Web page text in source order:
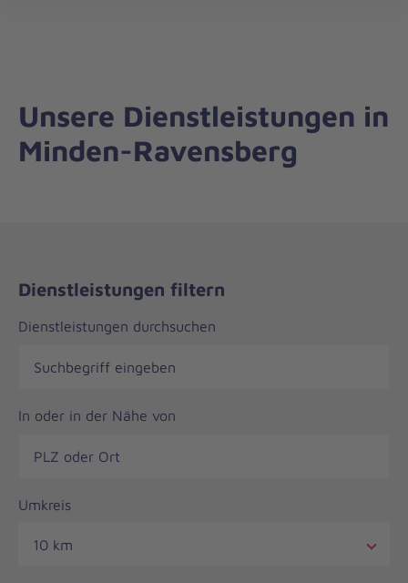
Unsere Dienstleistungen in
Minden-Ravensberg
Dienstleistungen filtern
Dienstleistungen durchsuchen
In oder in der Nähe von
Umkreis
10 km